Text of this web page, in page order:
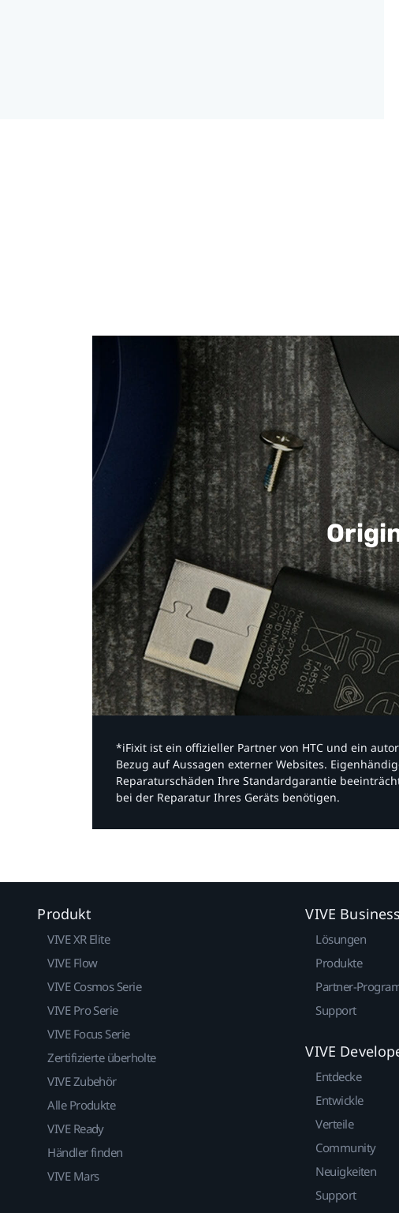
*iFixit ist ein offizieller Partner von HTC und ein
Bezug auf Aussagen externer Websites.
Reparaturschäden Ihre Standardgarantie
bei der Reparatur Ihres Geräts benötigen.​
Produkt
VIVE XR Elite
VIVE Flow
VIVE Cosmos Serie
VIVE Pro Serie
VIVE Focus Serie
Zertifizierte überholte
VIVE Zubehör
Alle Produkte
VIVE Ready
Händler finden
VIVE Mars
VIVE Business
Lösungen
Produkte
Partner-
Support
VIVE
Entdecke
Entwickle
Verteile
Community
Neuigkeiten
Support